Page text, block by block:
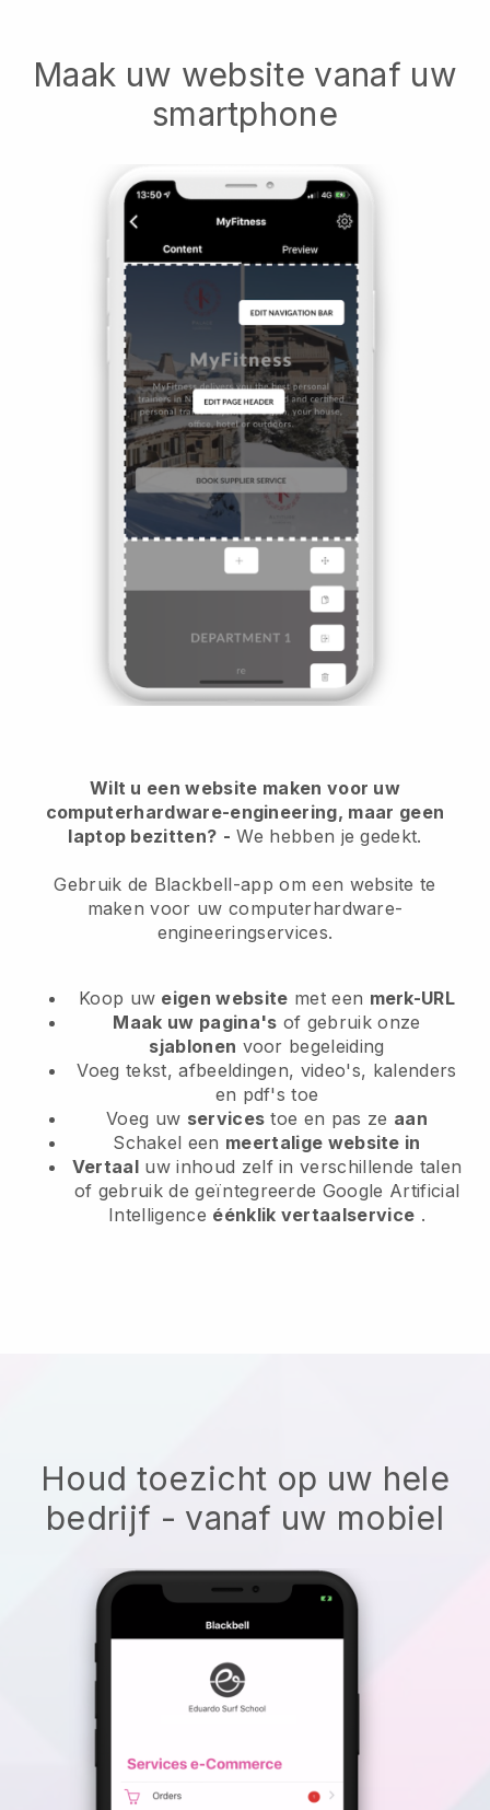
Maak uw website vanaf uw
smartphone
Wilt u een website maken voor uw
computerhardware-engineering, maar geen
laptop bezitten? - We hebben je gedekt.
Gebruik de Blackbell-app om een website te
maken voor uw computerhardware-
engineeringservices.
Koop uw eigen website met een merk-URL
Maak uw pagina's of gebruik onze
sjablonen voor begeleiding
Voeg tekst, afbeeldingen, video's, kalenders
en pdf's toe
Voeg uw services toe en pas ze aan
Schakel een meertalige website in
Vertaal uw inhoud zelf in verschillende talen
of gebruik de geïntegreerde Google Artificial
Intelligence éénklik vertaalservice .
Houd toezicht op uw hele
bedrijf - vanaf uw mobiel